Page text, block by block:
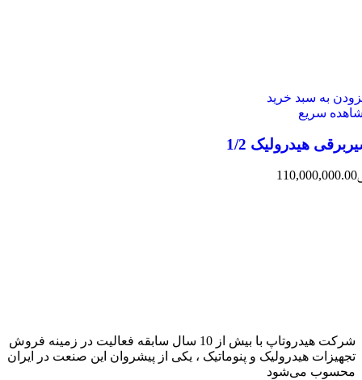
به سبد خرید
سریع
هیدرولیک 1/2
110,000,000.00
شرکت هیدروتاپ با بیش از 10 سال سابقه فعالیت در زمینه فروش
تجهیزات هیدرولیک و پنوماتیک ، یکی از پیشروان این صنعت در ایران
محسوب می‌شود